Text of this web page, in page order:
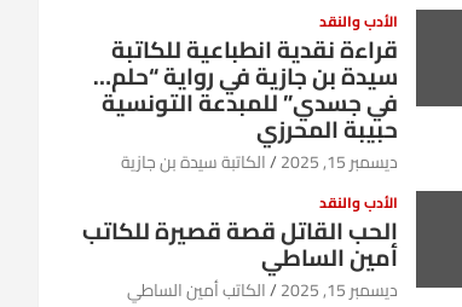
الأدب والنقد
قراءة نقدية انطباعية للكاتبة
سيدة بن جازية في رواية “حلم…
في جسدي” للمبدعة التونسية
حبيبة المحرزي
ديسمبر 15, 2025 الكاتبة سيدة بن جازية
الأدب والنقد
الحب القاتل قصة قصيرة للكاتب
أمين الساطي
ديسمبر 15, 2025 الكاتب أمين الساطي